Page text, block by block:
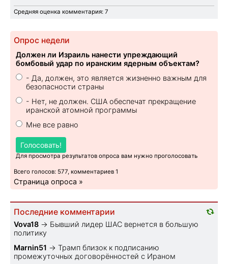
Средняя оценка комментария: 7
Опрос недели
Должен ли Израиль нанести упреждающий
бомбовый удар по иранским ядерным объектам?
- Да, должен, это является жизненно важным для
безопасности страны
- Нет, не должен. США обеспечат прекращение
иранской атомной программы
Мне все равно
Голосовать!
Для просмотра результатов опроса вам нужно проголосовать
Всего голосов: 577, комментариев 1
Страница опроса »
Последние комментарии
Vova18 → Бывший лидер ШАС вернется в большую
политику
Marnin51 → Трамп близок к подписанию
промежуточных договорённостей с Ираном